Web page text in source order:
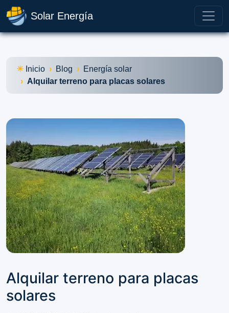
Solar Energía
Inicio Blog
Energía solar
Alquilar terreno para placas solares
Alquilar terreno para placas
solares